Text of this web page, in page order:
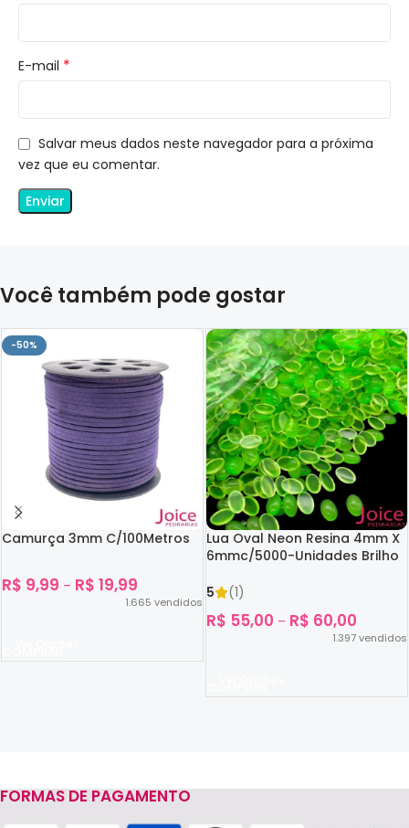
E-mail *
Salvar meus dados neste navegador para a próxima
vez que eu comentar.
Você também pode gostar
-50%
Camurça 3mm C/100Metros
R$ 9,99 – R$ 19,99
1.665 vendidos
Lua Oval Neon Resina 4mm X
6mmc/5000-Unidades Brilho
5
(1)
R$ 55,00 – R$ 60,00
1.397vendidos
Read more
FORMAS DE PAGAMENTO